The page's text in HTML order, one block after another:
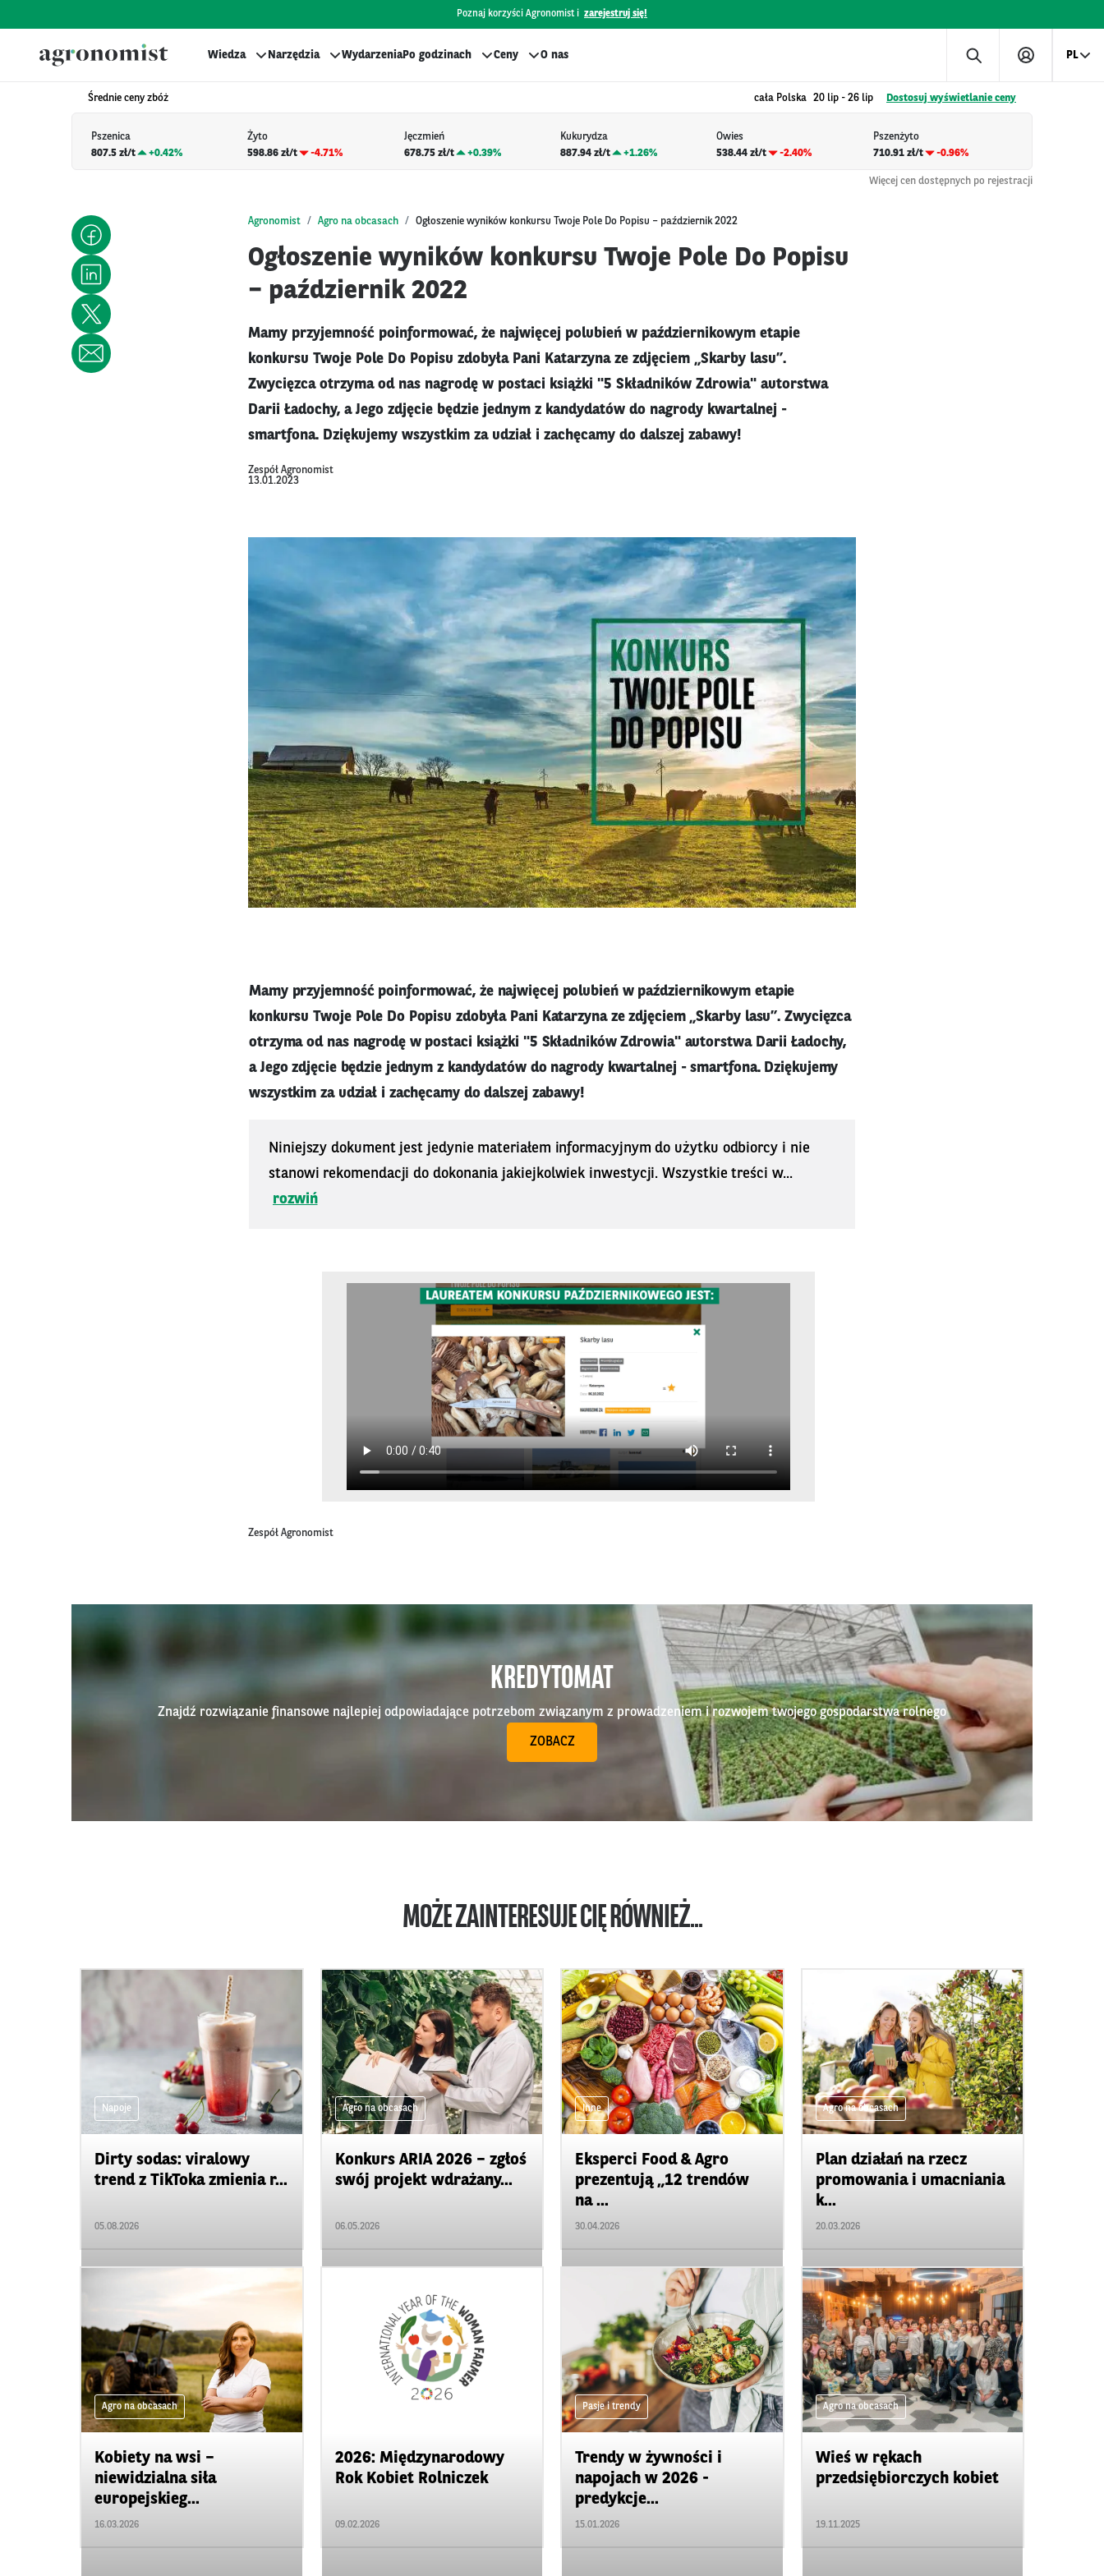
Poznaj korzyści Agronomist i zarejestruj się!
Wiedza Narzędzia WydarzeniaPo godzinach Ceny O nas PL
Średnie ceny zbóż cała Polska 20 lip - 26 lip Dostosuj wyświetlanie ceny
Pszenica
807.5 zł/t
+0.42%
Żyto
598.86 zł/t
-4.71%
Jęczmień
678.75 zł/t
+0.39%
Kukurydza
887.94 zł/t
+1.26%
Owies
538.44 zł/t
-2.40%
Pszenżyto
710.91 zł/t
-0.96%
Więcej cen dostępnych po rejestracji
Agronomist Agro na obcasach Ogłoszenie wyników konkursu Twoje Pole Do Popisu – październik 2022
Ogłoszenie wyników konkursu Twoje Pole Do Popisu
– październik 2022
Mamy przyjemność poinformować, że najwięcej polubień w październikowym etapie
konkursu Twoje Pole Do Popisu zdobyła Pani Katarzyna ze zdjęciem „Skarby lasu”.
Zwycięzca otrzyma od nas nagrodę w postaci książki "5 Składników Zdrowia" autorstwa
Darii Ładochy, a Jego zdjęcie będzie jednym z kandydatów do nagrody kwartalnej -
smartfona. Dziękujemy wszystkim za udział i zachęcamy do dalszej zabawy!
Zespół Agronomist
13.01.2023
Mamy przyjemność poinformować, że najwięcej polubień w październikowym etapie
konkursu Twoje Pole Do Popisu zdobyła Pani Katarzyna ze zdjęciem „Skarby lasu”. Zwycięzca
otrzyma od nas nagrodę w postaci książki "5 Składników Zdrowia" autorstwa Darii Ładochy,
a Jego zdjęcie będzie jednym z kandydatów do nagrody kwartalnej - smartfona. Dziękujemy
wszystkim za udział i zachęcamy do dalszej zabawy!
Niniejszy dokument jest jedynie materiałem informacyjnym do użytku odbiorcy i nie
stanowi rekomendacji do dokonania jakiejkolwiek inwestycji. Wszystkie treści w...
rozwiń
Zespół Agronomist
KREDYTOMAT
Znajdź rozwiązanie finansowe najlepiej odpowiadające potrzebom związanym z prowadzeniem i rozwojem twojego gospodarstwa rolnego
ZOBACZ
MOŻE ZAINTERESUJE CIĘ RÓWNIEŻ...
Napoje
Dirty sodas: viralowy
trend z TikToka zmienia r...
05.08.2026
Agro na obcasach
Konkurs ARIA 2026 – zgłoś
swój projekt wdrażany...
06.05.2026
Inne
Eksperci Food & Agro
prezentują „12 trendów
na ...
30.04.2026
Agro na obcasach
Plan działań na rzecz
promowania i umacniania
k...
20.03.2026
Agro na obcasach
Kobiety na wsi –
niewidzialna siła
europejskieg...
16.03.2026
2026: Międzynarodowy
Rok Kobiet Rolniczek
09.02.2026
Pasje i trendy
Trendy w żywności i
napojach w 2026 -
predykcje...
15.01.2026
Agro na obcasach
Wieś w rękach
przedsiębiorczych kobiet
19.11.2025